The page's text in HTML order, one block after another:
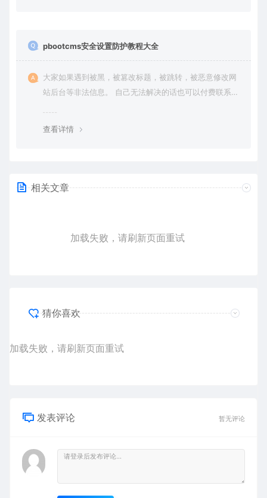
pbootcms安全设置防护教程大全
大家如果遇到被黑，被篡改标题，被跳转，被恶意修改网
站后台等非法信息。 自己无法解决的话也可以付费联系站
查看详情
相关文章
加载失败，请刷新页面重试
猜你喜欢
加载失败，请刷新页面重试
发表评论 暂无评论